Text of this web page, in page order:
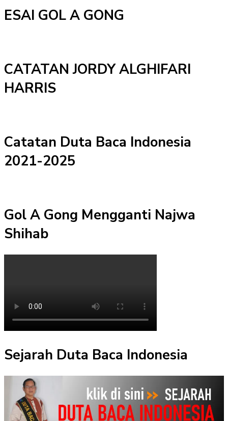
ESAI GOL A GONG
CATATAN JORDY ALGHIFARI
HARRIS
Catatan Duta Baca Indonesia
2021-2025
Gol A Gong Mengganti Najwa
Shihab
Sejarah Duta Baca Indonesia